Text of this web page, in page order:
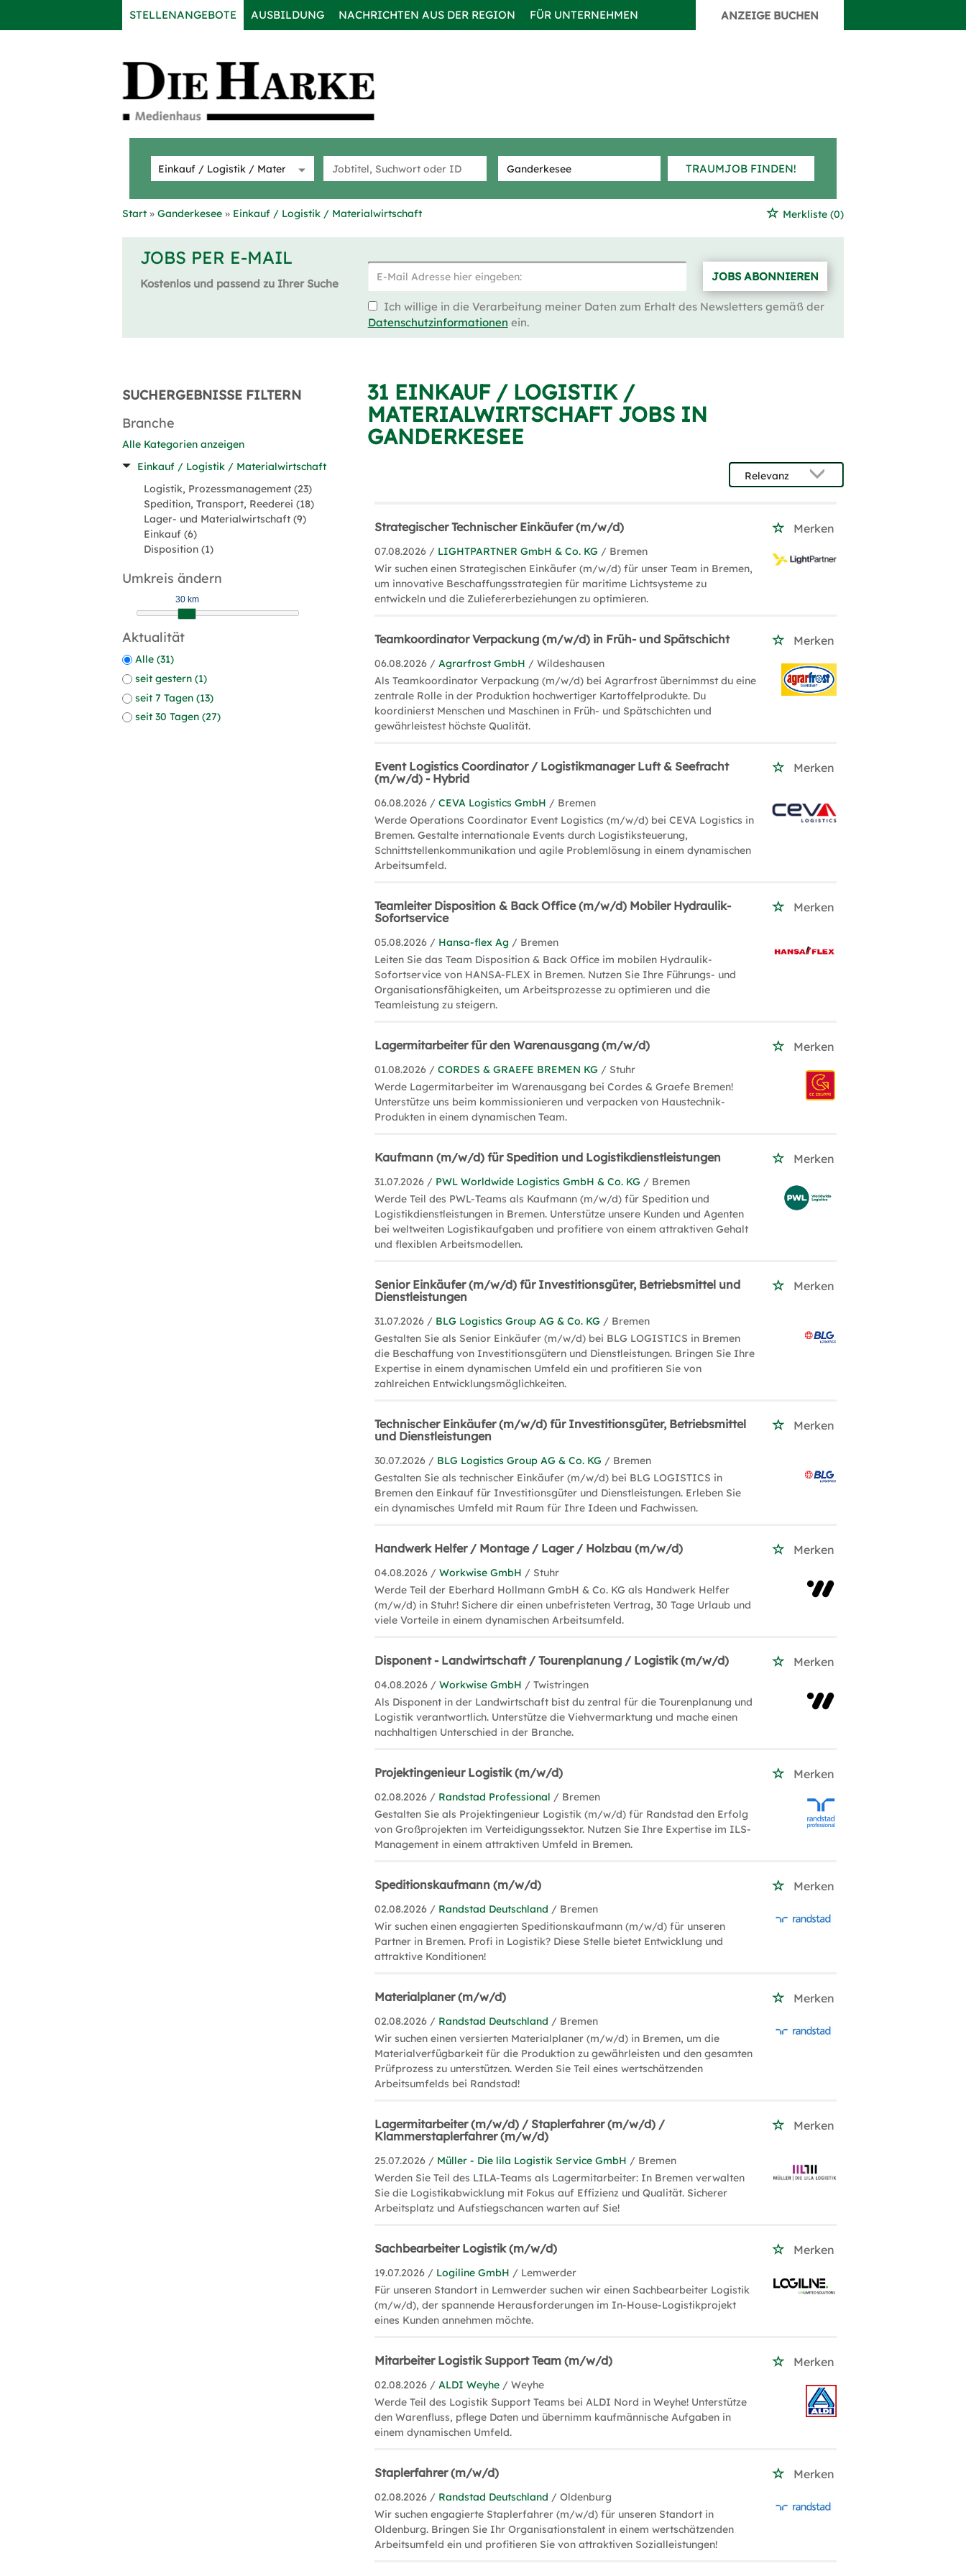
STELLENANGEBOTE AUSBILDUNG NACHRICHTEN AUS DER REGION FÜR UNTERNEHMEN ANZEIGE BUCHEN
TRAUMJOB FINDEN!
Start Ganderkesee Einkauf / Logistik / Materialwirtschaft Merkliste (0)
JOBS PER E-MAIL
Kostenlos und passend zu Ihrer Suche
JOBS ABONNIEREN
Ich willige in die Verarbeitung meiner Daten zum Erhalt des Newsletters gemäß der
Datenschutzinformationen ein.
SUCHERGEBNISSE FILTERN
Branche
Alle Kategorien anzeigen
Einkauf / Logistik / Materialwirtschaft
Logistik, Prozessmanagement (23)
Spedition, Transport, Reederei (18)
Lager- und Materialwirtschaft (9)
Einkauf (6)
Disposition (1)
Umkreis ändern
30 km
Aktualität
Alle (31)
seit gestern (1)
seit 7 Tagen (13)
seit 30 Tagen (27)
31 EINKAUF / LOGISTIK /
MATERIALWIRTSCHAFT JOBS IN
GANDERKESEE
Strategischer Technischer Einkäufer (m/w/d) Merken
07.08.2026 / LIGHTPARTNER GmbH & Co. KG / Bremen
Wir suchen einen Strategischen Einkäufer (m/w/d) für unser Team in Bremen,
um innovative Beschaffungsstrategien für maritime Lichtsysteme zu
entwickeln und die Zuliefererbeziehungen zu optimieren.
Teamkoordinator Verpackung (m/w/d) in Früh- und Spätschicht Merken
06.08.2026 /Agrarfrost GmbH / Wildeshausen
Als Teamkoordinator Verpackung (m/w/d) bei Agrarfrost übernimmst du eine
zentrale Rolle in der Produktion hochwertiger Kartoffelprodukte. Du
koordinierst Menschen und Maschinen in Früh- und Spätschichten und
gewährleistest höchste Qualität.
Event Logistics Coordinator / Logistikmanager Luft & Seefracht
(m/w/d) - Hybrid
Merken
06.08.2026 /CEVA Logistics GmbH / Bremen
Werde Operations Coordinator Event Logistics (m/w/d) bei CEVA Logistics in
Bremen. Gestalte internationale Events durch Logistiksteuerung,
Schnittstellenkommunikation und agile Problemlösung in einem dynamischen
Arbeitsumfeld.
Teamleiter Disposition & Back Office (m/w/d) Mobiler Hydraulik-
Sofortservice
Merken
05.08.2026 / Hansa-flex Ag / Bremen
Leiten Sie das Team Disposition & Back Office im mobilen Hydraulik-
Sofortservice von HANSA-FLEX in Bremen. Nutzen Sie Ihre Führungs- und
Organisationsfähigkeiten, um Arbeitsprozesse zu optimieren und die
Teamleistung zu steigern.
Lagermitarbeiter für den Warenausgang (m/w/d) Merken
01.08.2026 /CORDES & GRAEFE BREMEN KG / Stuhr
Werde Lagermitarbeiter im Warenausgang bei Cordes & Graefe Bremen!
Unterstütze uns beim kommissionieren und verpacken von Haustechnik-
Produkten in einem dynamischen Team.
Kaufmann (m/w/d) für Spedition und Logistikdienstleistungen Merken
31.07.2026 / PWL Worldwide Logistics GmbH & Co. KG / Bremen
Werde Teil des PWL-Teams als Kaufmann (m/w/d) für Spedition und
Logistikdienstleistungen in Bremen. Unterstütze unsere Kunden und Agenten
bei weltweiten Logistikaufgaben und profitiere von einem attraktiven Gehalt
und flexiblen Arbeitsmodellen.
Senior Einkäufer (m/w/d) für Investitionsgüter, Betriebsmittel und
Dienstleistungen
Merken
31.07.2026 / BLG Logistics Group AG & Co. KG / Bremen
Gestalten Sie als Senior Einkäufer (m/w/d) bei BLG LOGISTICS in Bremen
die Beschaffung von Investitionsgütern und Dienstleistungen. Bringen Sie Ihre
Expertise in einem dynamischen Umfeld ein und profitieren Sie von
zahlreichen Entwicklungsmöglichkeiten.
Technischer Einkäufer (m/w/d) für Investitionsgüter, Betriebsmittel
und Dienstleistungen
Merken
30.07.2026 / BLG Logistics Group AG & Co. KG / Bremen
Gestalten Sie als technischer Einkäufer (m/w/d) bei BLG LOGISTICS in
Bremen den Einkauf für Investitionsgüter und Dienstleistungen. Erleben Sie
ein dynamisches Umfeld mit Raum für Ihre Ideen und Fachwissen.
Handwerk Helfer / Montage / Lager / Holzbau (m/w/d) Merken
04.08.2026 /Workwise GmbH / Stuhr
Werde Teil der Eberhard Hollmann GmbH & Co. KG als Handwerk Helfer
(m/w/d) in Stuhr! Sichere dir einen unbefristeten Vertrag, 30 Tage Urlaub und
viele Vorteile in einem dynamischen Arbeitsumfeld.
Disponent - Landwirtschaft / Tourenplanung / Logistik (m/w/d) Merken
04.08.2026 /Workwise GmbH / Twistringen
Als Disponent in der Landwirtschaft bist du zentral für die Tourenplanung und
Logistik verantwortlich. Unterstütze die Viehvermarktung und mache einen
nachhaltigen Unterschied in der Branche.
Projektingenieur Logistik (m/w/d) Merken
02.08.2026 / Randstad Professional / Bremen
Gestalten Sie als Projektingenieur Logistik (m/w/d) für Randstad den Erfolg
von Großprojekten im Verteidigungssektor. Nutzen Sie Ihre Expertise im ILS-
Management in einem attraktiven Umfeld in Bremen.
Speditionskaufmann (m/w/d) Merken
02.08.2026 / Randstad Deutschland / Bremen
Wir suchen einen engagierten Speditionskaufmann (m/w/d) für unseren
Partner in Bremen. Profi in Logistik? Diese Stelle bietet Entwicklung und
attraktive Konditionen!
Materialplaner (m/w/d) Merken
02.08.2026 / Randstad Deutschland / Bremen
Wir suchen einen versierten Materialplaner (m/w/d) in Bremen, um die
Materialverfügbarkeit für die Produktion zu gewährleisten und den gesamten
Prüfprozess zu unterstützen. Werden Sie Teil eines wertschätzenden
Arbeitsumfelds bei Randstad!
Lagermitarbeiter (m/w/d) / Staplerfahrer (m/w/d) /
Klammerstaplerfahrer (m/w/d)
Merken
25.07.2026 / Müller - Die lila Logistik Service GmbH / Bremen
Werden Sie Teil des LILA-Teams als Lagermitarbeiter: In Bremen verwalten
Sie die Logistikabwicklung mit Fokus auf Effizienz und Qualität. Sicherer
Arbeitsplatz und Aufstiegschancen warten auf Sie!
Sachbearbeiter Logistik (m/w/d) Merken
19.07.2026 / Logiline GmbH / Lemwerder
Für unseren Standort in Lemwerder suchen wir einen Sachbearbeiter Logistik
(m/w/d), der spannende Herausforderungen im In-House-Logistikprojekt
eines Kunden annehmen möchte.
Mitarbeiter Logistik Support Team (m/w/d) Merken
02.08.2026 /ALDI Weyhe / Weyhe
Werde Teil des Logistik Support Teams bei ALDI Nord in Weyhe! Unterstütze
den Warenfluss, pflege Daten und übernimm kaufmännische Aufgaben in
einem dynamischen Umfeld.
Staplerfahrer (m/w/d) Merken
02.08.2026 / Randstad Deutschland / Oldenburg
Wir suchen engagierte Staplerfahrer (m/w/d) für unseren Standort in
Oldenburg. Bringen Sie Ihr Organisationstalent in einem wertschätzenden
Arbeitsumfeld ein und profitieren Sie von attraktiven Sozialleistungen!